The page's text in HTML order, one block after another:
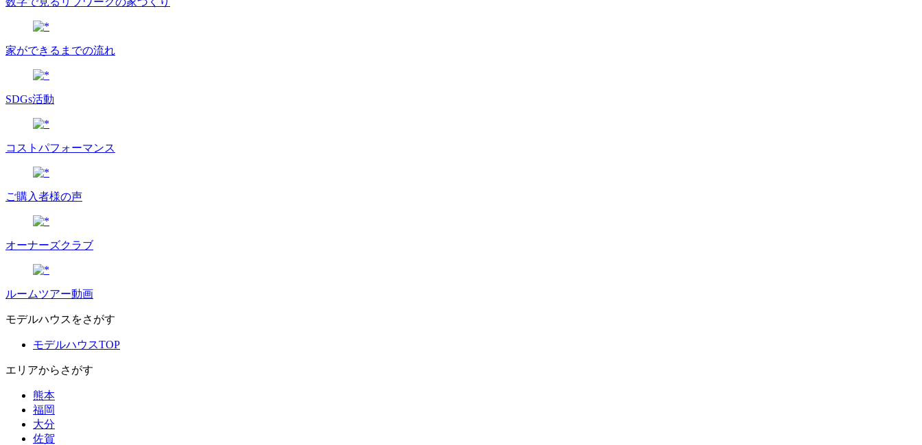
家ができるまでの流れ
SDGs活動
コストパフォーマンス
ご購入者様の声
オーナーズクラブ
ルームツアー動画
モデルハウスをさがす
モデルハウスTOP
エリアからさがす
熊本
福岡
大分
佐賀